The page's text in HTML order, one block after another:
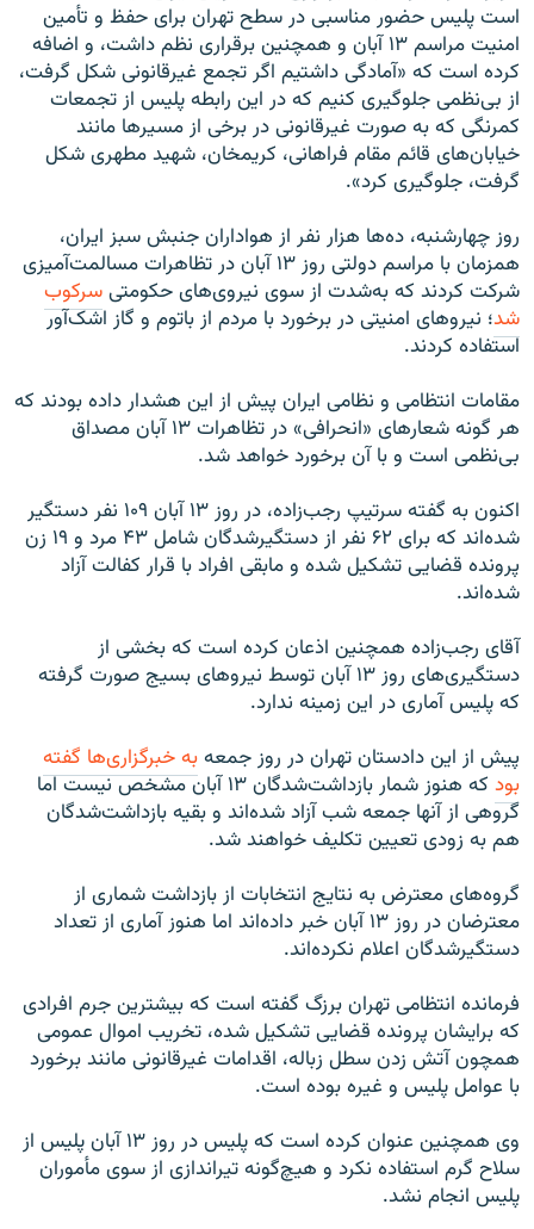
است پلیس حضور مناسبی در سطح تهران برای حفظ و تأمین
امنیت مراسم ۱۳ آبان و همچنین برقراری نظم داشت، و اضافه
کرده است که «آمادگی داشتیم اگر تجمع غیرقانونی شکل گرفت،
از بی‌نظمی جلوگیری کنیم که در این رابطه پلیس از تجمعات
کمرنگی که به صورت غیرقانونی در برخی از مسیرها مانند
خیابان‌های قائم مقام فراهانی، کریمخان، شهید مطهری شکل
گرفت، جلوگیری کرد».
روز چهارشنبه، ده‌ها هزار نفر از هواداران جنبش سبز ایران،
همزمان با مراسم دولتی روز ۱۳ آبان در تظاهرات مسالمت‌آمیزی
شرکت کردند که به‌شدت از سوی نیروی‌های حکومتیسرکوب
شد؛ نیروهای امنیتی در برخورد با مردم از باتوم و گاز اشک‌آور
استفاده کردند.
مقامات انتظامی و نظامی ایران پیش از این هشدار داده بودند که
هر گونه شعارهای «انحرافی» در تظاهرات ۱۳ آبان مصداق
بی‌نظمی است و با آن برخورد خواهد شد.
اکنون به گفته سرتیپ رجب‌زاده، در روز ۱۳ آبان ۱۰۹ نفر دستگیر
شده‌اند که برای ۶۲ نفر از دستگیرشدگان شامل ۴۳ مرد و ۱۹ زن
پرونده قضایی تشکیل شده و مابقی افراد با قرار کفالت آزاد
شده‌اند.
آقای رجب‌زاده همچنین اذعان کرده است که بخشی از
دستگیری‌های روز ۱۳ آبان توسط نیروهای بسیج صورت گرفته
که پلیس آماری در این زمینه ندارد.
پیش از این دادستان تهران در روز جمعهبه خبرگزاری‌ها گفته
بود
که هنوز شمار بازداشت‌شدگان ۱۳ آبان مشخص نیست اما
گروهی از آنها جمعه شب آزاد شده‌اند و بقیه بازداشت‌شدگان
هم به زودی تعیین تکلیف خواهند شد.
گروه‌های معترض به نتایج انتخابات از بازداشت شماری از
معترضان در روز ۱۳ آبان خبر داده‌اند اما هنوز آماری از تعداد
دستگیرشدگان اعلام نکرده‌اند.
فرمانده انتظامی تهران برزگ گفته است که بیشترین جرم افرادی
که برایشان پرونده قضایی تشکیل شده، تخریب اموال عمومی
همچون آتش زدن سطل زباله، اقدامات غیرقانونی مانند برخورد
با عوامل پلیس و غیره بوده است.
وی همچنین عنوان کرده است که پلیس در روز ۱۳ آبان پلیس از
سلاح گرم استفاده نکرد و هیچ‌گونه تیراندازی از سوی مأموران
پلیس انجام نشد.